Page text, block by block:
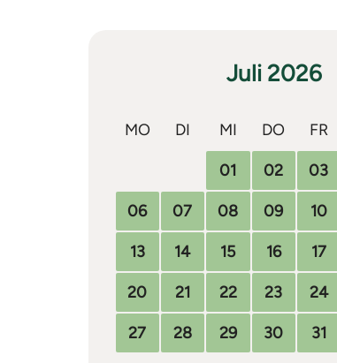
Juli 2026
MO DI MI DO FR
01 02 03
06 07 08 09 10
13 14 15 16 17
20 21 22 23 24
27 28 29 30 31